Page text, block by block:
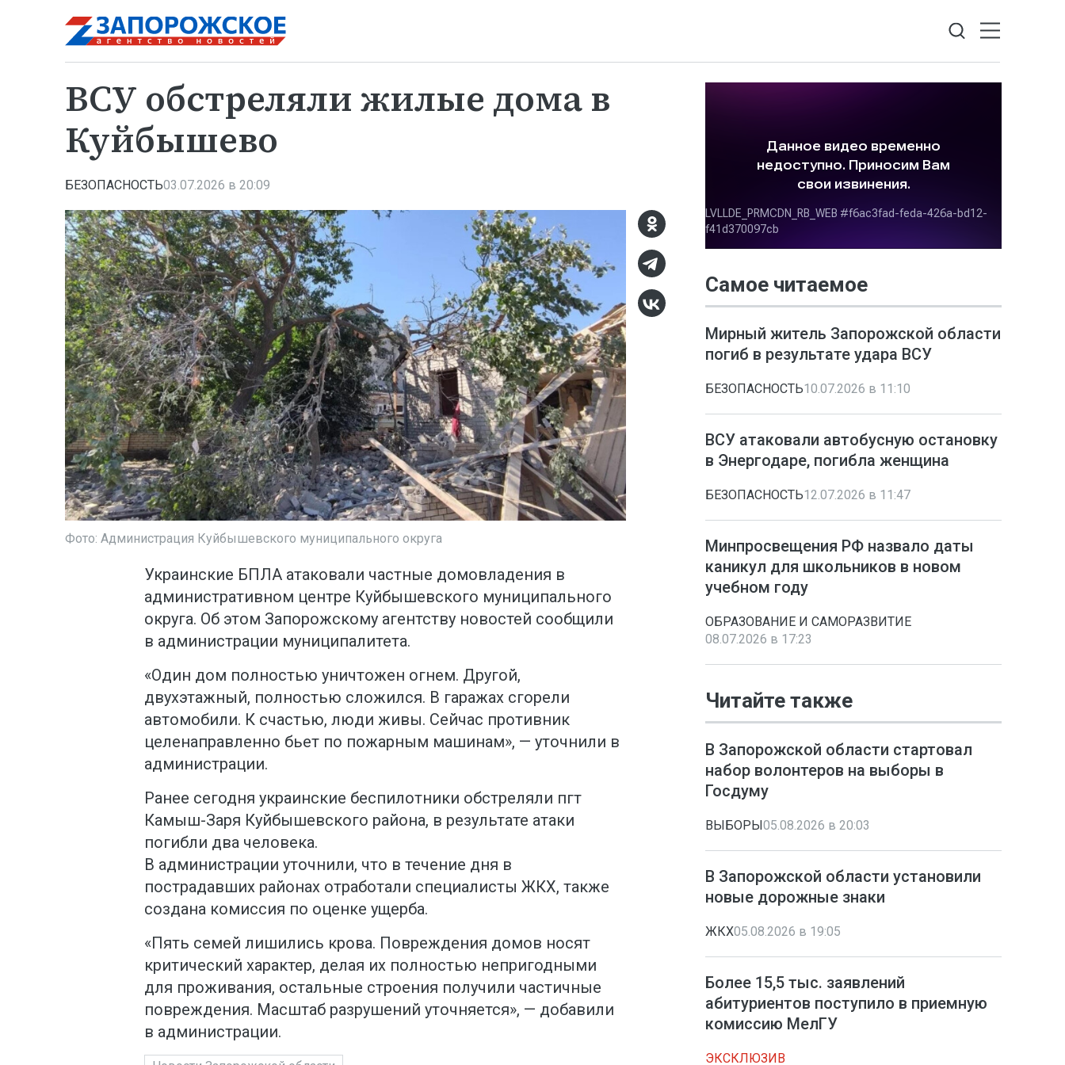
ВСУ обстреляли жилые дома в
Куйбышево
БЕЗОПАСНОСТЬ03.07.2026 в 20:09
Фото: Администрация Куйбышевского муниципального округа
Украинские БПЛА атаковали частные домовладения в
административном центре Куйбышевского муниципального
округа. Об этом Запорожскому агентству новостей сообщили
в администрации муниципалитета.
«Один дом полностью уничтожен огнем. Другой,
двухэтажный, полностью сложился. В гаражах сгорели
автомобили. К счастью, люди живы. Сейчас противник
целенаправленно бьет по пожарным машинам», — уточнили в
администрации.
Ранее сегодня украинские беспилотники обстреляли пгт
Камыш-Заря Куйбышевского района, в результате атаки
погибли два человека.
В администрации уточнили, что в течение дня в
пострадавших районах отработали специалисты ЖКХ, также
создана комиссия по оценке ущерба.
«Пять семей лишились крова. Повреждения домов носят
критический характер, делая их полностью непригодными
для проживания, остальные строения получили частичные
повреждения. Масштаб разрушений уточняется», — добавили
в администрации.
Самое читаемое
Мирный житель Запорожской области
погиб в результате удара ВСУ
БЕЗОПАСНОСТЬ10.07.2026 в 11:10
ВСУ атаковали автобусную остановку
в Энергодаре, погибла женщина
БЕЗОПАСНОСТЬ12.07.2026 в 11:47
Минпросвещения РФ назвало даты
каникул для школьников в новом
учебном году
ОБРАЗОВАНИЕ И САМОРАЗВИТИЕ
08.07.2026 в 17:23
Читайте также
В Запорожской области стартовал
набор волонтеров на выборы в
Госдуму
ВЫБОРЫ 05.08.2026 в 20:03
В Запорожской области установили
новые дорожные знаки
ЖКХ05.08.2026 в 19:05
Более 15,5 тыс. заявлений
абитуриентов поступило в приемную
комиссию МелГУ
ЭКСКЛЮЗИВ